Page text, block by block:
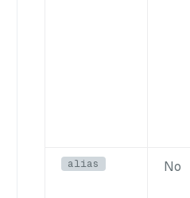
alias No